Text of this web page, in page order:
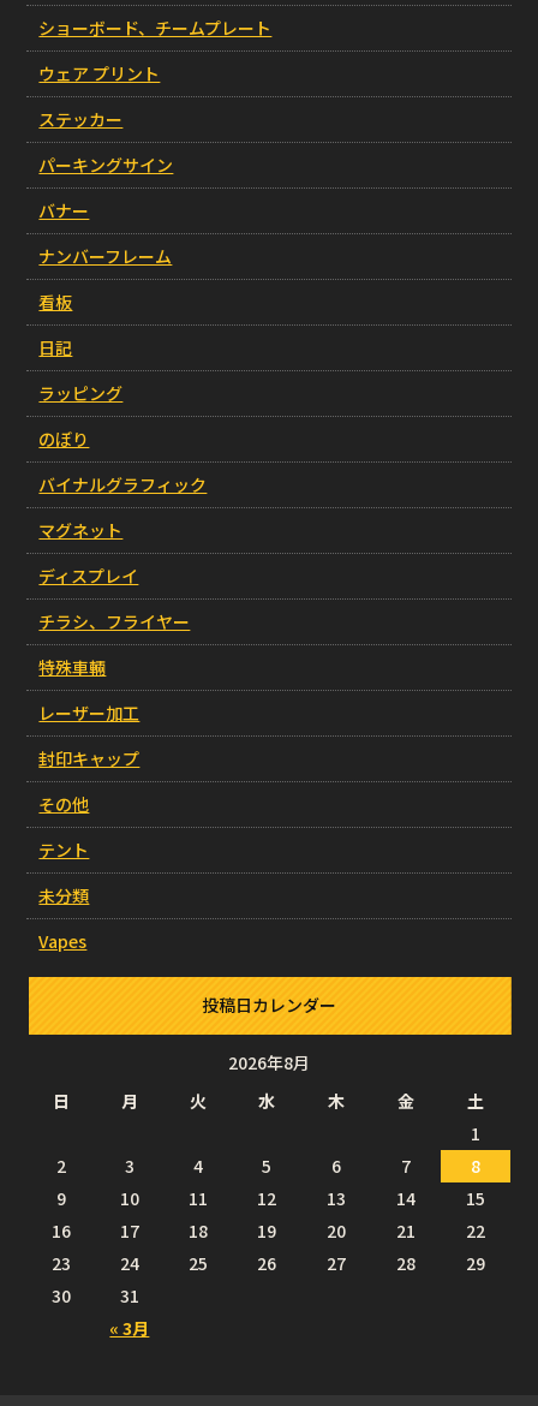
ショーボード、チームプレート
ウェア プリント
ステッカー
パーキングサイン
バナー
ナンバーフレーム
看板
日記
ラッピング
のぼり
バイナルグラフィック
マグネット
ディスプレイ
チラシ、フライヤー
特殊車輛
レーザー加工
封印キャップ
その他
テント
未分類
Vapes
投稿日カレンダー
2026年8月
日
月 火 水 木 金 土
« 3月
1
2
3 4 5 6 7
8
9
10 11 12 13 14
15
16
17 18 19 20 21
22
23
24 25 26 27 28
29
30
31